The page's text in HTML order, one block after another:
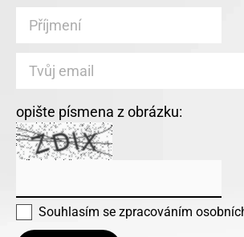
opište písmena z obrázku:
Souhlasím se zpracováním